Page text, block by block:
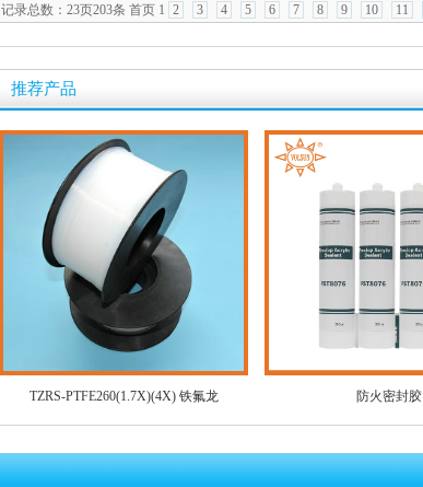
记录总数： 23页203条 首页 1 2 3 4 5 6 7 8 9 10 11
推荐产品
TZRS-PTFE260(1.7X)(4X) 铁氟龙 防火密封胶